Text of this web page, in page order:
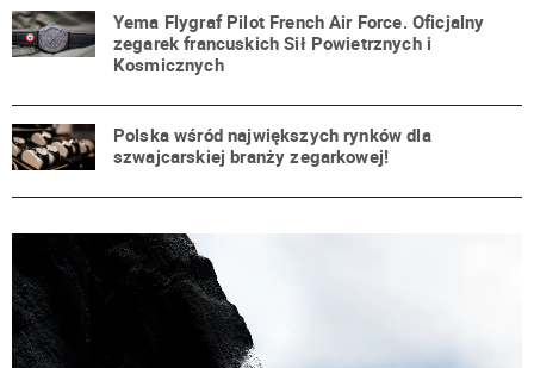
Yema Flygraf Pilot French Air Force. Oficjalny
zegarek francuskich Sił Powietrznych i
Kosmicznych
Polska wśród największych rynków dla
szwajcarskiej branży zegarkowej!